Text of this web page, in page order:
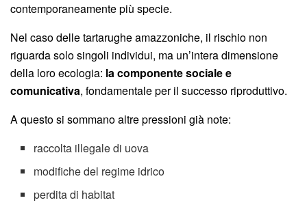
contemporaneamente più specie.
Nel caso delle tartarughe amazzoniche, il rischio non
riguarda solo singoli individui, ma un’intera dimensione
della loro ecologia: la componente sociale e
comunicativa, fondamentale per il successo riproduttivo.
A questo si sommano altre pressioni già note:
raccolta illegale di uova
modifiche del regime idrico
perdita di habitat